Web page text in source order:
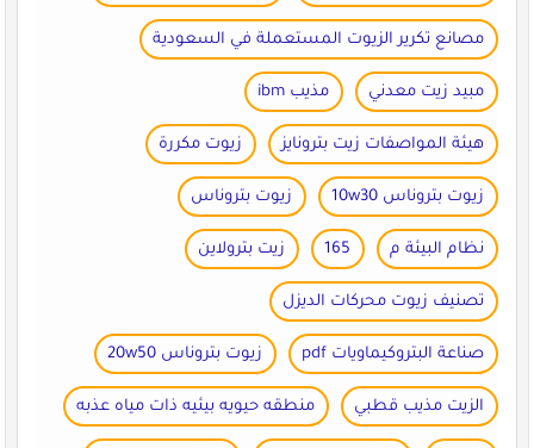
مصانع تكرير الزيوت المستعملة في السعودية
مبيد زيت معدني مذيب ibm
هيئة المواصفات زيت بترونايز زيوت مكررة
زيوت بتروناس 10w30 زيوت بتروناس
نظام البيئة م 165 زيت بترولاين
تصنيف زيوت محركات الديزل
صناعة البتروكيماويات pdf زيوت بتروناس 20w50
الزيت مذيب قطبي منطقه حيويه بيئيه ذات مياه عذبه